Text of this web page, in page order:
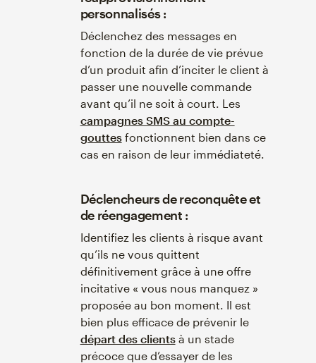
personnalisés :
Déclenchez des messages en
fonction de la durée de vie prévue
d’un produit afin d’inciter le client à
passer une nouvelle commande
avant qu’il ne soit à court. Les
campagnes SMS au compte-
gouttesfonctionnent bien dans ce
cas en raison de leur immédiateté.
Déclencheurs de reconquête et
de réengagement :
Identifiez les clients à risque avant
qu’ils ne vous quittent
définitivement grâce à une offre
incitative « vous nous manquez »
proposée au bon moment. Il est
bien plus efficace de prévenir le
départ des clientsà un stade
précoce que d’essayer de les